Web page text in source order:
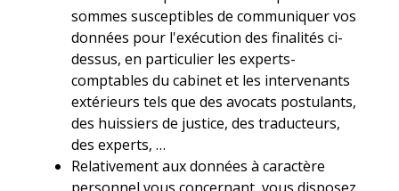
sommes susceptibles de communiquer vos
données pour l'exécution des finalités ci-
dessus, en particulier les experts-
comptables du cabinet et les intervenants
extérieurs tels que des avocats postulants,
des huissiers de justice, des traducteurs,
des experts, …
Relativement aux données à caractère